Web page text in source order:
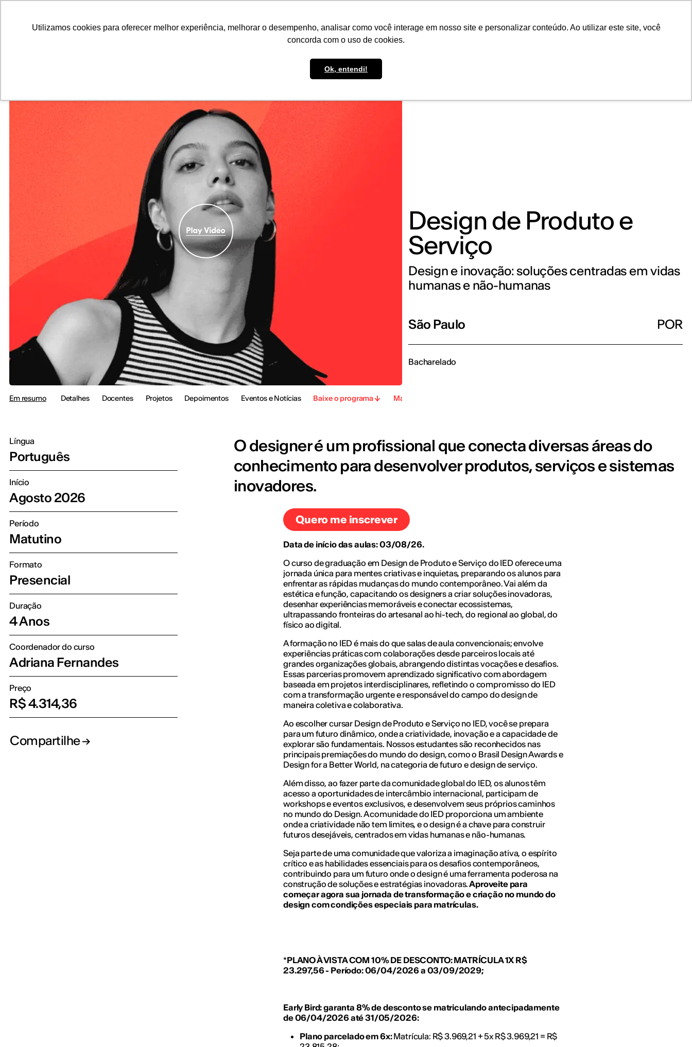
Utilizamos cookies para oferecer melhor experiência, melhorar o desempenho, analisar como você interage em nosso site e personalizar conteúdo. Ao utilizar este site, você
concorda com o uso de cookies.
Ok, entendi!
Design de Produto e
Serviço
Design e inovação: soluções centradas em vidas
humanas e não-humanas
São Paulo POR
Bacharelado
Em resumo Detalhes Docentes Projetos Depoimentos Eventos e Notícias Baixe o programa Matrícula Online
Língua
Português
Início
Agosto 2026
Período
Matutino
Formato
Presencial
Duração
4 Anos
Coordenador do curso
Adriana Fernandes
Preço
R$ 4.314,36
Compartilhe
O designer é um profissional que conecta diversas áreas do
conhecimento para desenvolver produtos, serviços e sistemas
inovadores.
Quero me inscrever
Data de início das aulas: 03/08/26.
O curso de graduação em Design de Produto e Serviço do IED oferece uma
jornada única para mentes criativas e inquietas, preparando os alunos para
enfrentar as rápidas mudanças do mundo contemporâneo. Vai além da
estética e função, capacitando os designers a criar soluções inovadoras,
desenhar experiências memoráveis e conectar ecossistemas,
ultrapassando fronteiras do artesanal ao hi-tech, do regional ao global, do
físico ao digital.
A formação no IED é mais do que salas de aula convencionais; envolve
experiências práticas com colaborações desde parceiros locais até
grandes organizações globais, abrangendo distintas vocações e desafios.
Essas parcerias promovem aprendizado significativo com abordagem
baseada em projetos interdisciplinares, refletindo o compromisso do IED
com a transformação urgente e responsável do campo do design de
maneira coletiva e colaborativa.
Ao escolher cursar Design de Produto e Serviço no IED, você se prepara
para um futuro dinâmico, onde a criatividade, inovação e a capacidade de
explorar são fundamentais. Nossos estudantes são reconhecidos nas
principais premiações do mundo do design, como o Brasil Design Awards e
Design for a Better World, na categoria de futuro e design de serviço.
Além disso, ao fazer parte da comunidade global do IED, os alunos têm
acesso a oportunidades de intercâmbio internacional, participam de
workshops e eventos exclusivos, e desenvolvem seus próprios caminhos
no mundo do Design. A comunidade do IED proporciona um ambiente
onde a criatividade não tem limites, e o design é a chave para construir
futuros desejáveis, centrados em vidas humanas e não-humanas.
Seja parte de uma comunidade que valoriza a imaginação ativa, o espírito
crítico e as habilidades essenciais para os desafios contemporâneos,
contribuindo para um futuro onde o design é uma ferramenta poderosa na
construção de soluções e estratégias inovadoras.Aproveite para
começar agora sua jornada de transformação e criação no mundo do
design com condições especiais para matrículas.
*PLANO À VISTA COM 10% DE DESCONTO: MATRÍCULA 1X R$
23.297,56 - Período: 06/04/2026 a 03/09/2029;
Early Bird: garanta 8% de desconto se matriculando antecipadamente
de 06/04/2026 até 31/05/2026:
Plano parcelado em 6x:Matrícula: R$ 3.969,21 + 5x R$ 3.969,21 = R$